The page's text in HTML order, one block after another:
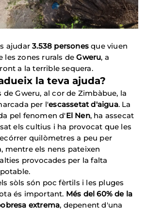
ajudar3.538 persones que viuen
les zones rurals deGweru, a
a la terrible sequera.
la teva ajuda?
de Gweru, al cor de Zimbàbue, la
per l'escassetat d'aigua. La
pel fenomen d'El Nen, ha assecat
els cultius i ha provocat que les
quilòmetres a peu per
mentre els nens pateixen
provocades per la falta
sòls són poc fèrtils i les pluges
és important. Més del 60% de la
extrema, depenent d'una